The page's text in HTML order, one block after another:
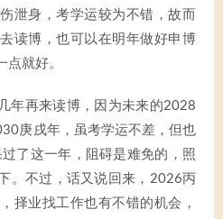
泄身，考学运较为不错，故而
读博，也可以在明年做好申博
点就好。
年再来读博，因为未来的2028
庚戌年，虽考学运不差，但也
了这一年，阻碍是难免的，照
。不过，话又说回来，2026丙
择业找工作也有不错的机会，